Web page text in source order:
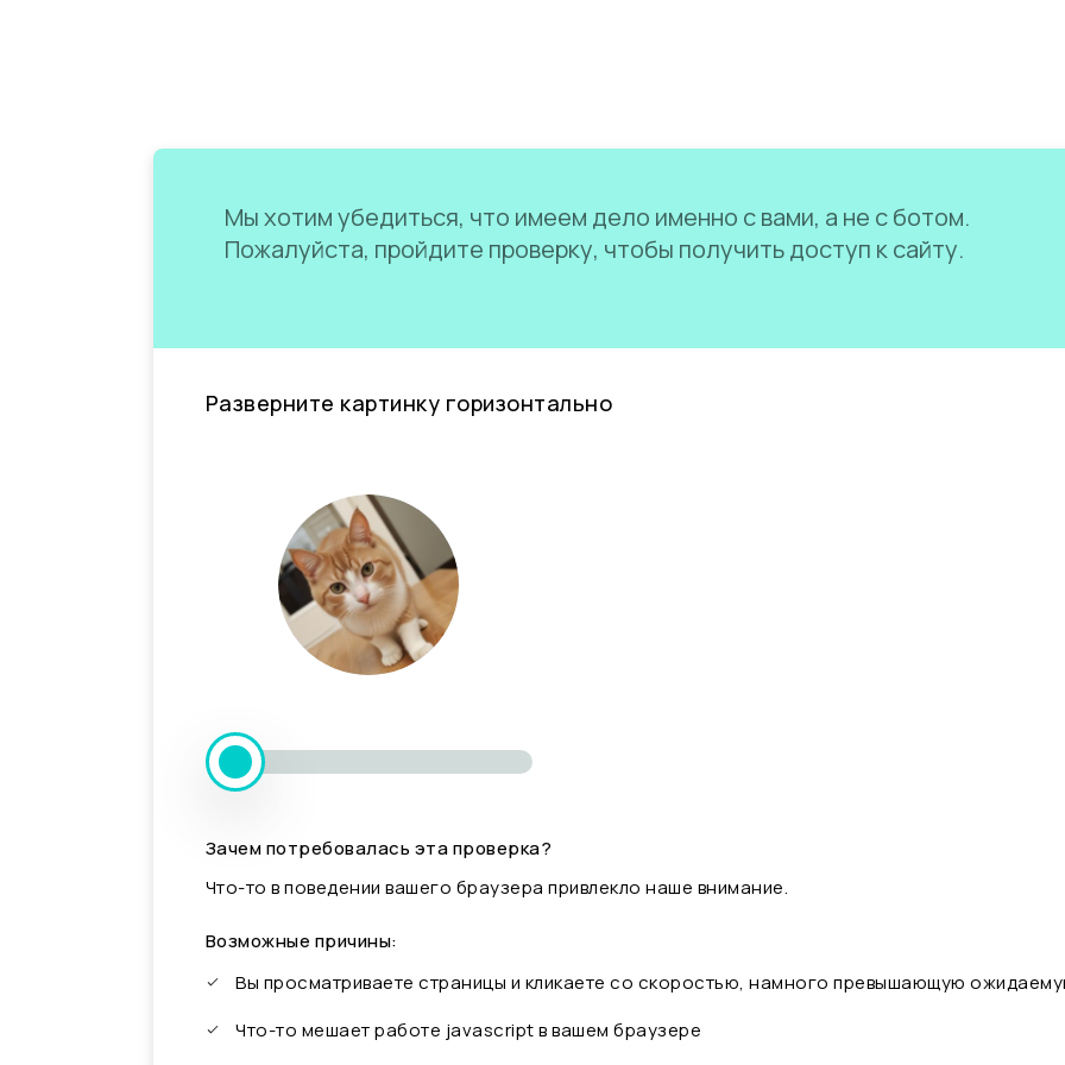
Мы хотим убедиться, что имеем дело именно с вами, а не с ботом.
Пожалуйста, пройдите проверку, чтобы получить доступ к сайту.
Разверните картинку горизонтально
Зачем потребовалась эта проверка?
Что-то в поведении вашего браузера привлекло наше внимание.
Возможные причины:
Вы просматриваете страницы и кликаете со скоростью, намного превышающую
Что-то мешает работе javascript в вашем браузере